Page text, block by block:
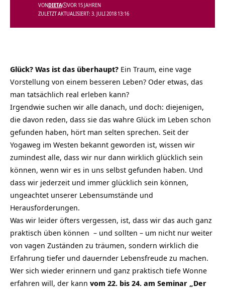
ZULETZT AKTUALISIERT: 3. JULI 2018 13:16
VONDIETA VOR 15 JAHREN
Glück? Was ist das überhaupt? Ein Traum, eine vage
Vorstellung von einem besseren Leben? Oder etwas, das
man tatsächlich real erleben kann?
Irgendwie suchen wir alle danach, und doch: diejenigen,
die davon reden, dass sie das wahre Glück im Leben schon
gefunden haben, hört man selten sprechen. Seit der
Yogaweg im Westen bekannt geworden ist, wissen wir
zumindest alle, dass wir nur dann wirklich glücklich sein
können, wenn wir es in uns selbst gefunden haben. Und
dass wir jederzeit und immer glücklich sein können,
ungeachtet unserer Lebensumstände und
Herausforderungen.
Was wir leider öfters vergessen, ist, dass wir das auch ganz
praktisch üben können – und sollten – um nicht nur weiter
von vagen Zuständen zu träumen, sondern wirklich die
Erfahrung tiefer und dauernder Lebensfreude zu machen.
Wer sich wieder erinnern und ganz praktisch tiefe Wonne
erfahren will, der kann vom 22. bis 24. am Seminar „Der